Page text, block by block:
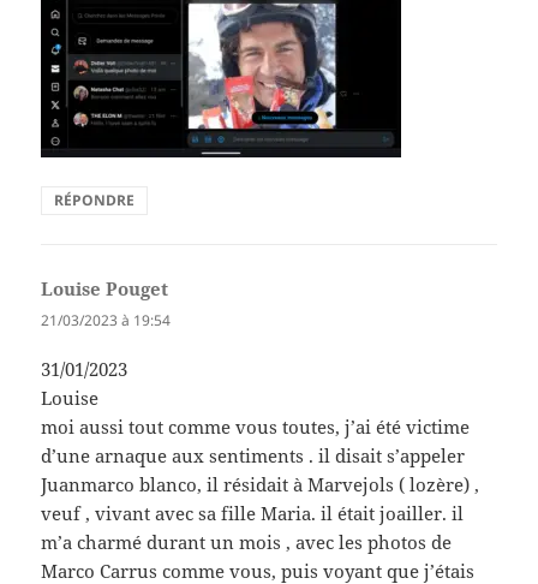
RÉPONDRE
Louise Pouget
21/03/2023 à 19:54
31/01/2023
Louise
moi aussi tout comme vous toutes, j’ai été victime
d’une arnaque aux sentiments . il disait s’appeler
Juanmarco blanco, il résidait à Marvejols ( lozère) ,
veuf , vivant avec sa fille Maria. il était joailler. il
m’a charmé durant un mois , avec les photos de
Marco Carrus comme vous, puis voyant que j’étais